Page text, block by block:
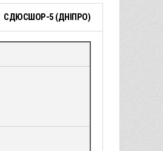
СДЮСШОР-5 (ДНІПРО)